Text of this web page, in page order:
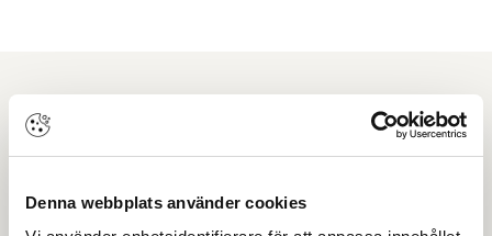
Denna webbplats använder cookies
Nyhetsbrev
Prenumerera på vårt nyhetsbrev och få tips,
guider och senaste nytt direkt i din inkorg.